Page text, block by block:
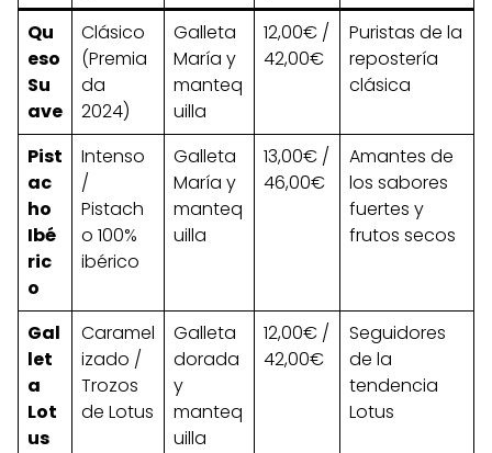
Qu
eso
Su
ave
Clásico
(Premia
da
2024)
Galleta
María y
manteq
uilla
12,00€ /
42,00€
Puristas de la
repostería
clásica
Pist
ac
ho
Ibé
ric
o
Intenso
/
Pistach
o 100%
ibérico
Galleta
María y
manteq
uilla
13,00€ /
46,00€
Amantes de
los sabores
fuertes y
frutos secos
Gal
let
a
Lot
us
Caramel
izado /
Trozos
de Lotus
Galleta
dorada
y
manteq
uilla
12,00€ /
42,00€
Seguidores
de la
tendencia
Lotus